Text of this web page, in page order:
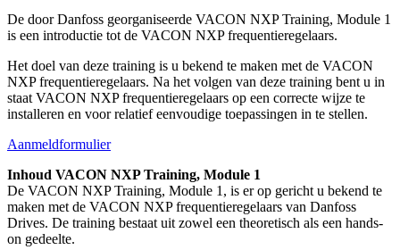
De door Danfoss georganiseerde VACON NXP Training, Module 1
is een introductie tot de VACON NXP frequentieregelaars.
Het doel van deze training is u bekend te maken met de VACON
NXP frequentieregelaars. Na het volgen van deze training bent u in
staat VACON NXP frequentieregelaars op een correcte wijze te
installeren en voor relatief eenvoudige toepassingen in te stellen.
Aanmeldformulier
Inhoud VACON NXP Training, Module 1
De VACON NXP Training, Module 1, is er op gericht u bekend te
maken met de VACON NXP frequentieregelaars van Danfoss
Drives. De training bestaat uit zowel een theoretisch als een hands-
on gedeelte.